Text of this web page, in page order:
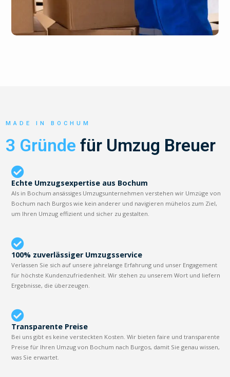
MADE IN BOCHUM
3 Gründe für Umzug Breuer
Echte Umzugsexpertise aus Bochum
Als in Bochum ansässiges Umzugsunternehmen verstehen wir Umzüge von
Bochum nach Burgos wie kein anderer und navigieren mühelos zum Ziel,
um Ihren Umzug effizient und sicher zu gestalten.
100% zuverlässiger Umzugsservice
Verlassen Sie sich auf unsere jahrelange Erfahrung und unser Engagement
für höchste Kundenzufriedenheit. Wir stehen zu unserem Wort und liefern
Ergebnisse, die überzeugen.
Transparente Preise
Bei uns gibt es keine versteckten Kosten. Wir bieten faire und transparente
Preise für Ihren Umzug von Bochum nach Burgos, damit Sie genau wissen,
was Sie erwartet.